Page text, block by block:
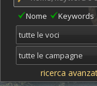
Nome Keywords
ricerca